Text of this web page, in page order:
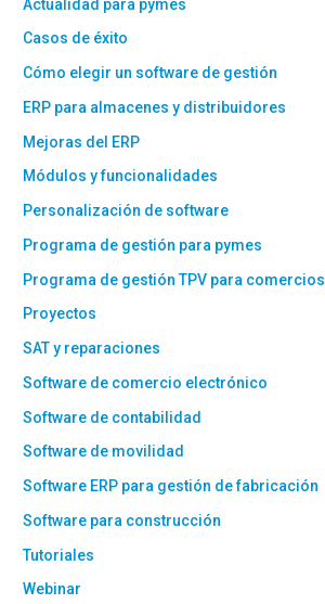
Actualidad para pymes
Casos de éxito
Cómo elegir un software de gestión
ERP para almacenes y distribuidores
Mejoras del ERP
Módulos y funcionalidades
Personalización de software
Programa de gestión para pymes
Programa de gestión TPV para comercios
Proyectos
SAT y reparaciones
Software de comercio electrónico
Software de contabilidad
Software de movilidad
Software ERP para gestión de fabricación
Software para construcción
Tutoriales
Webinar